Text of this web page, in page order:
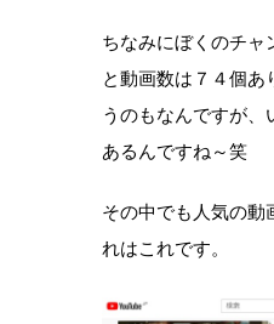
ちなみにぼくのチャ
と動画数は７４個
うのもなんですが、
あるんですね～笑
その中でも人気の動
れはこれです。